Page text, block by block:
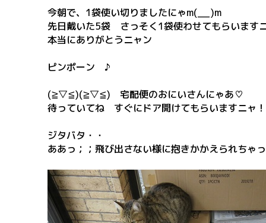
今朝で、1袋使い切りましたにゃm(__)m
先日戴いた5袋 さっそく1袋使わせてもらいます
本当にありがとうニャン
ピンポーン ♪
(≧▽≦)(≧▽≦) 宅配便のおにいさんにゃあ♡
待っていてね すぐにドア開けてもらいますニャ！
ジタバタ・・
ああっ；；飛び出さない様に抱きかかえられちゃ